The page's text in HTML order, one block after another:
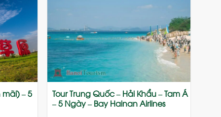
Add
wishlist
– 5
to
wishlist
Tour Trung Quốc – Hải Khẩu – Tam Á
– 5 Ngày – Bay Hainan Airlines